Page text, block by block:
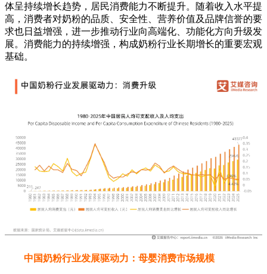
体呈持续增长趋势，居民消费能力不断提升。随着收入水平提
高，消费者对奶粉的品质、安全性、营养价值及品牌信誉的要
求也日益增强，进一步推动行业向高端化、功能化方向升级发
展。消费能力的持续增强，构成奶粉行业长期增长的重要宏观
基础。
中国奶粉行业发展驱动力：母婴消费市场规模